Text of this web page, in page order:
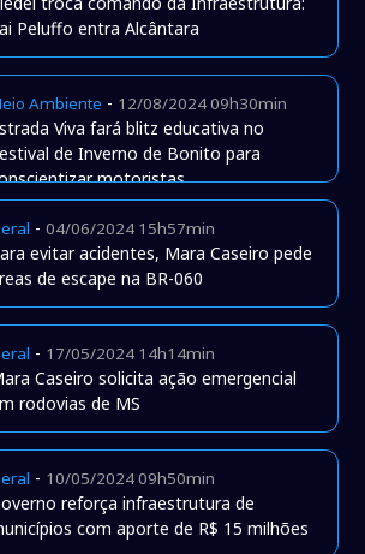
Peluffo entra Alcântara
Ambiente - 12/08/2024 09h30min
Viva fará blitz educativa no
de Inverno de Bonito para
motoristas
-04/06/2024 15h57min
evitar acidentes, Mara Caseiro pede
de escape na BR-060
- 17/05/2024 14h14min
Caseiro solicita ação emergencial
rodovias de MS
- 10/05/2024 09h50min
reforça infraestrutura de
com aporte de R$ 15 milhões